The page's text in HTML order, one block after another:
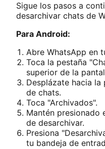
Sigue los pasos a
desarchivar chats de
Para Android:
Abre WhatsApp en
Toca la pestaña
superior de la
Desplázate hacia
de chats.
Toca "Archivados".
Mantén presionado
de desarchivar.
Presiona
tu bandeja de